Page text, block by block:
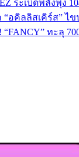
ระเบิดพลังพุ่ง
“อคิลลิสเคิร์ส”
“FANCY” ทะลุ